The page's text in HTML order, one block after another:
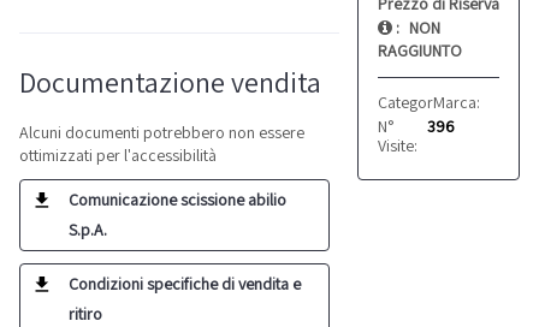
: NON
RAGGIUNTO
Categoria: Torni
Marca:
N°
Visite:
396
Documentazione vendita
Alcuni documenti potrebbero non essere
ottimizzati per l'accessibilità
Comunicazione scissione abilio
S.p.A.
Condizioni specifiche di vendita e
ritiro